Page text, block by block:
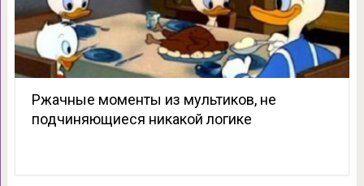
Ржачные моменты из мультиков, не
подчиняющиеся никакой логике